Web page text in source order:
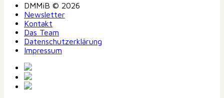
DMMiB © 2026
Newsletter
Kontakt
Das Team
Datenschutzerklärung
Impressum